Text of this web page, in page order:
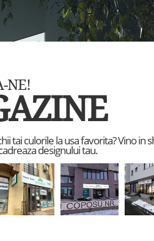
NE!
tai culorile la usa favorita? Vino
designului tau.